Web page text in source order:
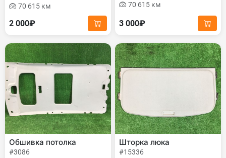
70 615 км
2 000₽
70 615 км
3 000₽
Обшивка потолка
#3086
Шторка люка
#15336